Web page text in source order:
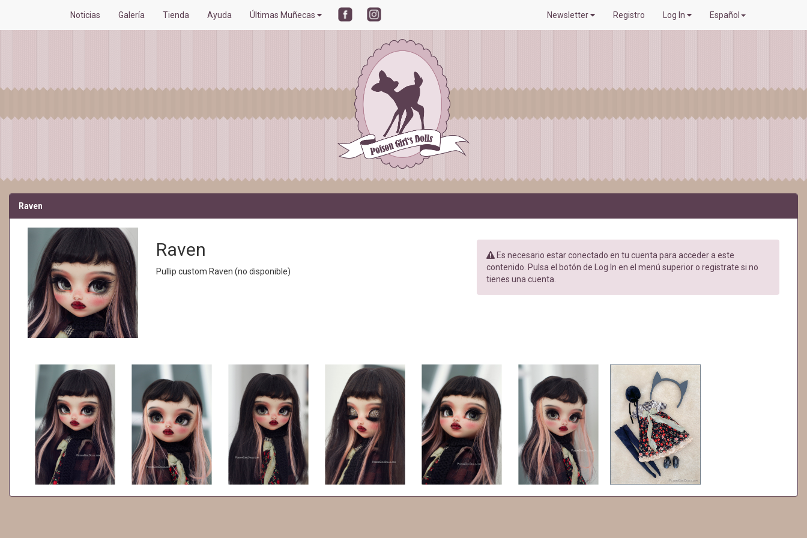
Noticias Galería Tienda Ayuda Últimas Muñecas Newsletter Registro Log In Español
Raven
Raven
Pullip custom Raven (no disponible)
Es necesario estar conectado en tu cuenta para acceder a este
contenido. Pulsa el botón de Log In en el menú superior o registrate si no
tienes una cuenta.